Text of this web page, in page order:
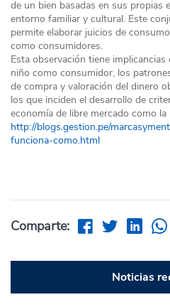
de un bien basadas en sus propias
entorno familiar y cultural. Este
permite elaborar juicios de
como consumidores.
Esta observación tiene
niño como consumidor, los
de compra y valoración del dinero
los que inciden el desarrollo de
economía de libre mercado como la
http://blogs.gestion.pe/
funciona-como.html
Comparte:
Noticias